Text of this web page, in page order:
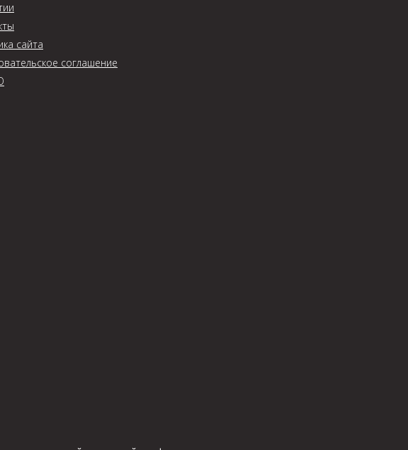
сайта
соглашение